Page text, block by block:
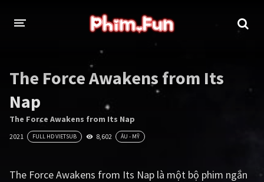
Thần thoại - Cổ trang Hành động
Tâm lý
Võ thuật - Kiếm hiệp Nhạc kịch
The Force Awakens from Its
Nap
The Force Awakens from Its Nap
2021 FULL HD VIETSUB 8,602 ÂU - MỸ
The Force Awakens from Its Nap là một bộ phim ngắn